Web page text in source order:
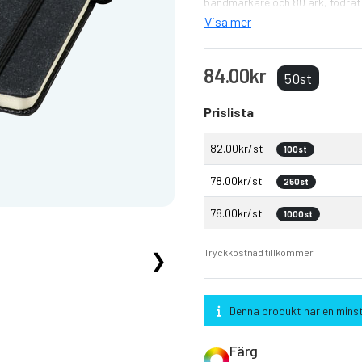
❯
Visa mer
84.00kr 50st
Prislista
82.00kr/st 100st
78.00kr/st 250st
78.00kr/st 1000st
Tryckkostnad tillkommer
Denna produkt har en
Färg